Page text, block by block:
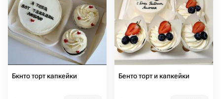
Бкнто торт капкейки Бенто торт и капкейки